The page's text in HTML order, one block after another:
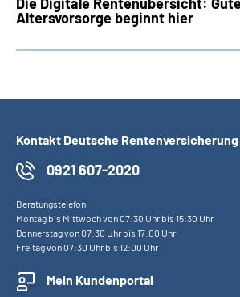
Altersvorsorge beginnt hier
Kontakt Deutsche
0921 607-2020
Beratungstelefon
Montag bis Mittwoch von 07:30 Uhr bis 15:30 Uhr
Donnerstag von 07:30 Uhr bis 17:00 Uhr
Freitag von 07:30 Uhr bis 12:00 Uhr
Mein Kundenportal